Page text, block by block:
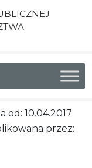
od: 10.04.2017
przez: